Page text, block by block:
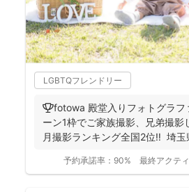
LGBTQフレンドリー
🏆fotowa 殿堂入りフォトグラフ
ーン1枠でご家族撮影、兄弟撮
月撮影ランキング全国2位‼️ 埼玉
予約承諾率： 90% 最終アクティ